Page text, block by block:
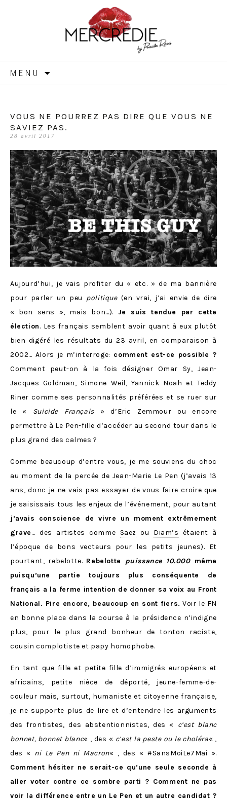
MERCREDIE
MENU
VOUS NE POURREZ PAS DIRE QUE VOUS NE
SAVIEZ PAS.
28 avril 2017
Aujourd’hui, je vais profiter du « etc. » de ma bannière
pour parler un peu politique(en vrai, j’ai envie de dire
« bon sens », mais bon…). Je suis tendue par cette
élection. Les français semblent avoir quant à eux plutôt
bien digéré les résultats du 23 avril, en comparaison à
2002… Alors je m’interroge: comment est-ce possible ?
Comment peut-on à la fois désigner Omar Sy, Jean-
Jacques Goldman, Simone Weil, Yannick Noah et Teddy
Riner comme ses personnalités préférées et se ruer sur
le « Suicide Français» d’Eric Zemmour ou encore
permettre à Le Pen-fille d’accéder au second tour dans le
plus grand des calmes ?
Comme beaucoup d’entre vous, je me souviens du choc
au moment de la percée de Jean-Marie Le Pen (j’avais 13
ans, donc je ne vais pas essayer de vous faire croire que
je saisissais tous les enjeux de l’événement, pour autant
j’avais conscience de vivre un moment extrêmement
grave… des artistes comme Saez ou Diam’s étaient à
l’époque de bons vecteurs pour les petits jeunes). Et
pourtant, rebelotte. Rebelotte puissance 10.000même
puisqu’une partie toujours plus conséquente de
français a la ferme intention de donner sa voix au Front
National. Pire encore, beaucoup en sont fiers. Voir le FN
en bonne place dans la course à la présidence n’indigne
plus, pour le plus grand bonheur de tonton raciste,
cousin complotiste et papy homophobe.
En tant que fille et petite fille d’immigrés européens et
africains, petite nièce de déporté, jeune-femme-de-
couleur mais, surtout, humaniste et citoyenne française,
je ne supporte plus de lire et d’entendre les arguments
des frontistes, des abstentionnistes, des « c’est blanc
bonnet, bonnet blanc« , des « c’est la peste ou le choléra« ,
des « ni Le Pen ni Macron« , des « #SansMoiLe7Mai ».
Comment hésiter ne serait-ce qu’une seule seconde à
aller voter contre ce sombre parti ? Comment ne pas
voir la différence entre un Le Pen et un autre candidat ?